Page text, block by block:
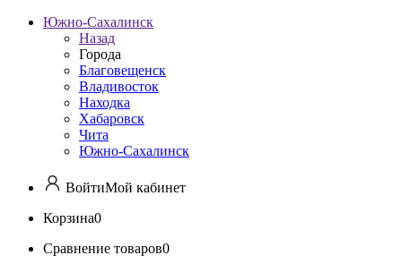
Южно-Сахалинск
Назад
Города
Благовещенск
Владивосток
Находка
Хабаровск
Чита
Южно-Сахалинск
ВойтиМой кабинет
Корзина0
Сравнение товаров0